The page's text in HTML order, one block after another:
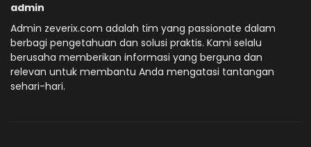
admin
Admin zeverix.com adalah tim yang passionate dalam
berbagi pengetahuan dan solusi praktis. Kami selalu
berusaha memberikan informasi yang berguna dan
relevan untuk membantu Anda mengatasi tantangan
sehari-hari.